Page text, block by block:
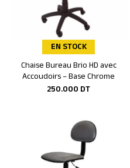
EN STOCK
Ajouter au panier
Chaise Bureau Brio HD avec
Accoudoirs – Base Chrome
250.000 DT